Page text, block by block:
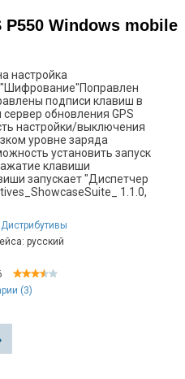
Windows mobile
настройка
подписи клавиш в
обновления GPS
настройки/выключения
уровне заряда
установить запуск
клавиши
запускает "Диспетчер
1.1.0,
Дистрибутивы
русский
(3)